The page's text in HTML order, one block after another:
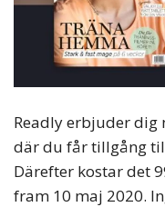
Readly erbjuder
där du får tillgång
Därefter kostar det
fram 10 maj 2020.